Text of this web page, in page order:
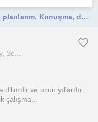
Dersleri öğrencinin seviyesine göre planlarım. Konuşma, dinleme ve günlük pratik üzerine odaklanırım
Se...
dilimdir ve uzun yıllardır